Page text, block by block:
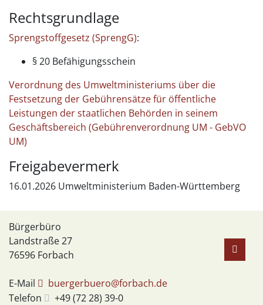
Rechtsgrundlage
Sprengstoffgesetz (SprengG):
§ 20 Befähigungsschein
Verordnung des Umweltministeriums über die
Festsetzung der Gebührensätze für öffentliche
Leistungen der staatlichen Behörden in seinem
Geschäftsbereich (Gebührenverordnung UM - GebVO
UM)
Freigabevermerk
16.01.2026 Umweltministerium Baden-Württemberg
Bürgerbüro
Landstraße 27
76596 Forbach
E-Mail
buergerbuero@forbach.de
Telefon
+49 (7228) 39-0